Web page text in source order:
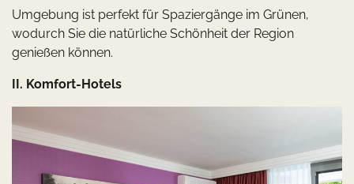
Umgebung ist perfekt für Spaziergänge im Grünen,
wodurch Sie die natürliche Schönheit der Region
genießen können.
II. Komfort-Hotels